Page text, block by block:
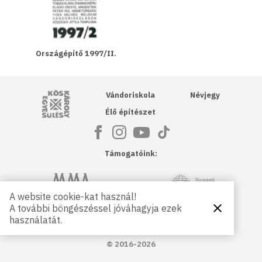
Országépítő 1997/II.
Kós Károly Egyesülés
Vándoriskola
Élő építészet
Névjegy
Támogatóink:
Magyar Művészeti Akadémia NKA
Petőfi Kulturális Ügynökség
© 2016-2026
A website cookie-kat használ!
A további böngészéssel jóváhagyja ezek
használatát.
Bezárás